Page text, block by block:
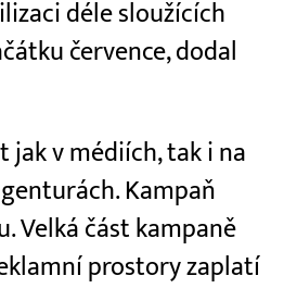
déle sloužících
července, dodal
jak v médiích, tak i na
Kampaň
Velká část kampaně
prostory zaplatí